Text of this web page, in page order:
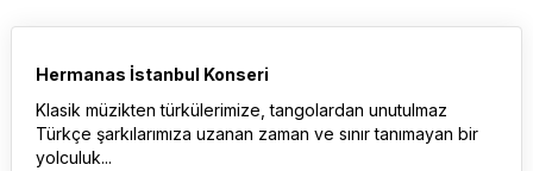
Hermanas İstanbul Konseri
Klasik müzikten türkülerimize, tangolardan unutulmaz
Türkçe şarkılarımıza uzanan zaman ve sınır tanımayan bir
yolculuk...